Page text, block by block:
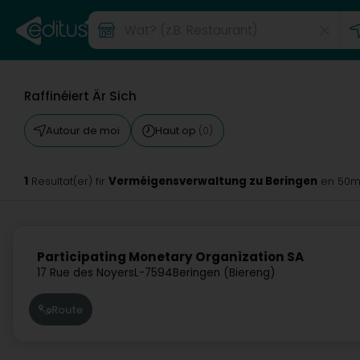
Raffinéiert Är Sich
Autour de moi Haut op (0)
1 Resultat(er) fir Verméigensverwaltung zu Beringen en
Participating Monetary Organization SA
17 Rue des NoyersL-7594Beringen (Biereng)
Route